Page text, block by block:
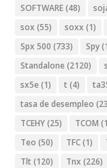
SOFTWARE(48)
sox (55) soxx (1)
Spx 500 (733) Spy
Standalone (2120)
sx5e (1) t (4)
tasa de desempleo
TCEHY(25) TCOM
Teo (50) TFC(1)
Tlt (120) Tnx (226)